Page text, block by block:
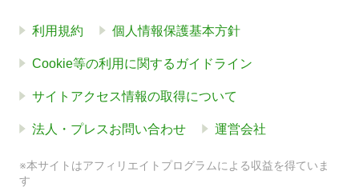
利用規約 個人情報保護基本方針
Cookie等の利用に関するガイドライン
サイトアクセス情報の取得について
法人・プレスお問い合わせ 運営会社
※本サイトはアフィリエイトプログラムによる収益を得ていま
す